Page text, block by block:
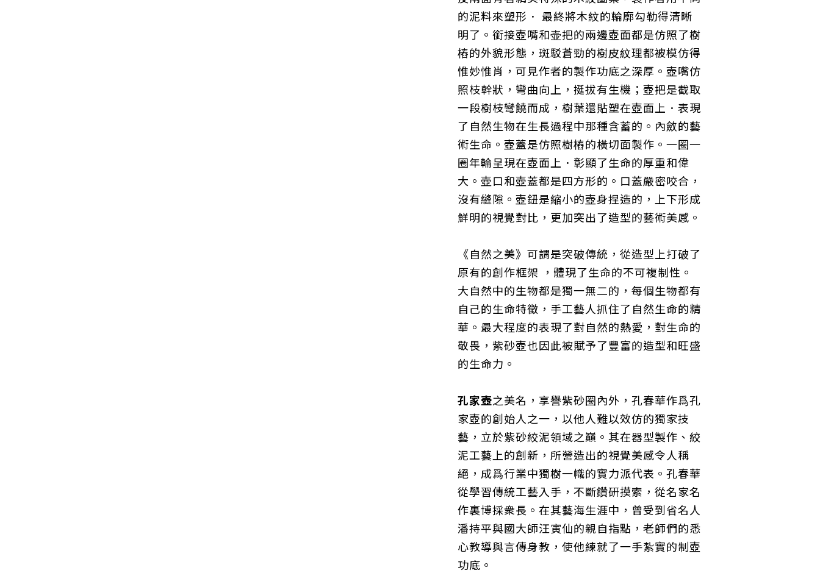
的泥料來塑形． 最終將木紋的輪廓勾勒得清晰
明了。銜接壺嘴和壶把的兩邊壺面都是仿照了樹
樁的外貌形態，斑駁蒼勁的樹皮紋理都被模仿得
惟妙惟肖，可見作者的製作功底之深厚。壺嘴仿
照枝幹狀，彎曲向上，挺拔有生機；壺把是截取
一段樹枝彎饒而成，樹葉還貼塑在壺面上．表現
了自然生物在生長過程中那種含蓄的。內斂的藝
術生命。壺蓋是仿照樹樁的橫切面製作。 一圈一
圈年輪呈現在壺面上．彰顯了生命的厚重和偉
大。壺口和壺蓋都是四方形的。 口蓋嚴密咬合，
沒有縫隙。壺鈕是縮小的壺身捏造的，上下形成
鮮明的視覺對比，更加突出了造型的藝術美感。
《自然之美》可謂是突破傳統，從造型上打破了
原有的創作框架 ，體現了生命的不可複制性。
大自然中的生物都是獨一無二的，每個生物都有
自己的生命特徵，手工藝人抓住了自然生命的精
華。最大程度的表現了對自然的熱愛，對生命的
敬畏，紫砂壺也因此被賦予了豐富的造型和旺盛
的生命力。
孔家壺之美名，享譽紫砂圈內外，孔春華作爲孔
家壺的創始人之一，以他人難以效仿的獨家技
藝，立於紫砂絞泥領域之巔。其在器型製作、絞
泥工藝上的創新，所營造出的視覺美感令人稱
絕，成爲行業中獨樹一幟的實力派代表。孔春華
從學習傳統工藝入手，不斷鑽研摸索，從名家名
作裏博採衆長。在其藝海生涯中，曾受到省名人
潘持平與國大師汪寅仙的親自指點，老師們的悉
心教導與言傳身教，使他練就了一手紮實的制壺
功底。